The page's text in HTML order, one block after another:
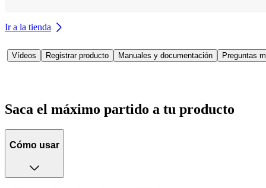
Ir a la tienda
Vídeos Registrar producto Manuales y documentación Preguntas
Saca el máximo partido a tu producto
Cómo usar